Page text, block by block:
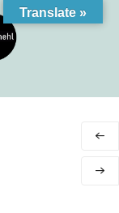
Translate »